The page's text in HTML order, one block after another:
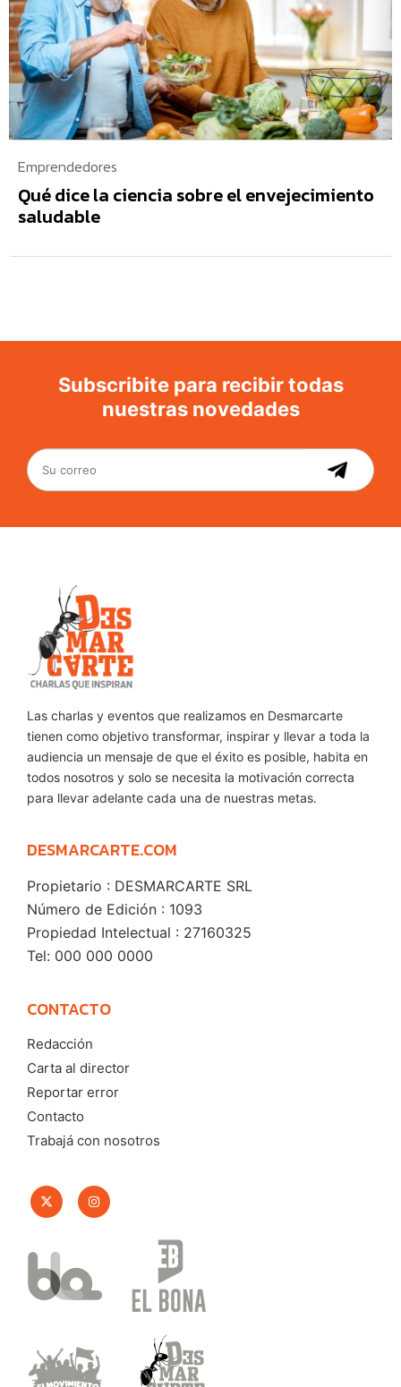
Emprendedores
Qué dice la ciencia sobre el envejecimiento
saludable
Subscribite para recibir todas
nuestras novedades
Las charlas y eventos que realizamos en Desmarcarte
tienen como objetivo transformar, inspirar y llevar a toda la
audiencia un mensaje de que el éxito es posible, habita en
todos nosotros y solo se necesita la motivación correcta
para llevar adelante cada una de nuestras metas.
DESMARCARTE.COM
Propietario : DESMARCARTE SRL
Número de Edición : 1093
Propiedad Intelectual : 27160325
Tel: 000 000 0000
CONTACTO
Redacción
Carta al director
Reportar error
Contacto
Trabajá con nosotros